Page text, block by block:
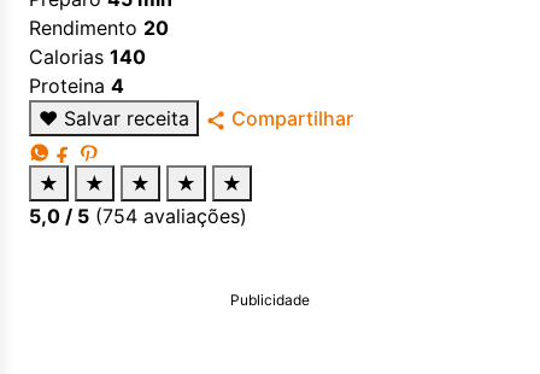
Rendimento 20
Calorias 140
Proteina 4
♥ Salvar receita Compartilhar
★ ★ ★ ★
★
5,0 / 5 (754 avaliações)
Publicidade